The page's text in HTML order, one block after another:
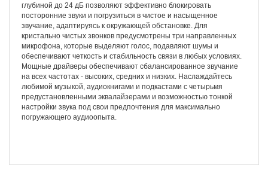
глубиной до 24 дБ позволяют эффективно блокировать
посторонние звуки и погрузиться в чистое и насыщенное
звучание, адаптируясь к окружающей обстановке. Для
кристально чистых звонков предусмотрены три направленных
микрофона, которые выделяют голос, подавляют шумы и
обеспечивают четкость и стабильность связи в любых условиях.
Мощные драйверы обеспечивают сбалансированное звучание
на всех частотах - высоких, средних и низких. Наслаждайтесь
любимой музыкой, аудиокнигами и подкастами с четырьмя
предустановленными эквалайзерами и возможностью тонкой
настройки звука под свои предпочтения для максимально
погружающего аудиоопыта.